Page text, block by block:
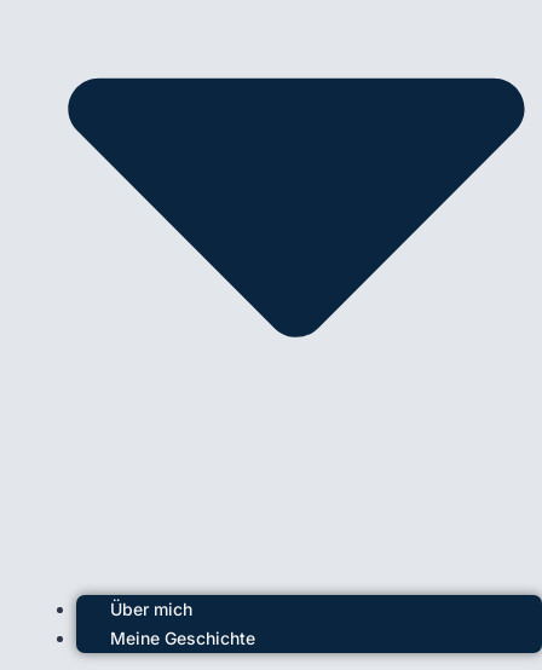
Über mich
Meine Geschichte